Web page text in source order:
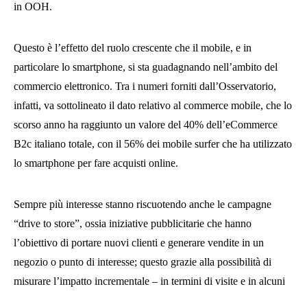
in OOH.
Questo è l’effetto del ruolo crescente che il mobile, e in
particolare lo smartphone, si sta guadagnando nell’ambito del
commercio elettronico. Tra i numeri forniti dall’Osservatorio,
infatti, va sottolineato il dato relativo al commerce mobile, che lo
scorso anno ha raggiunto un valore del 40% dell’eCommerce
B2c italiano totale, con il 56% dei mobile surfer che ha utilizzato
lo smartphone per fare acquisti online.
Sempre più interesse stanno riscuotendo anche le campagne
“drive to store”, ossia iniziative pubblicitarie che hanno
l’obiettivo di portare nuovi clienti e generare vendite in un
negozio o punto di interesse; questo grazie alla possibilità di
misurare l’impatto incrementale – in termini di visite e in alcuni